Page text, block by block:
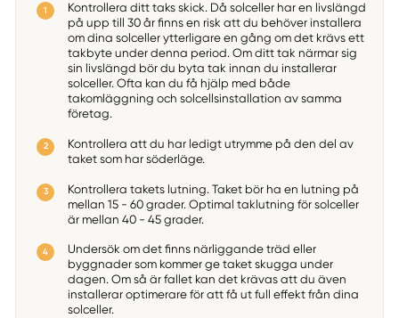
Kontrollera ditt taks skick. Då solceller har en livslängd
på upp till 30 år finns en risk att du behöver installera
om dina solceller ytterligare en gång om det krävs ett
takbyte under denna period. Om ditt tak närmar sig
sin livslängd bör du byta tak innan du installerar
solceller. Ofta kan du få hjälp med både
takomläggning och solcellsinstallation av samma
företag.
Kontrollera att du har ledigt utrymme på den del av
taket som har söderläge.
Kontrollera takets lutning. Taket bör ha en lutning på
mellan 15 - 60 grader. Optimal taklutning för solceller
är mellan 40 - 45 grader.
Undersök om det finns närliggande träd eller
byggnader som kommer ge taket skugga under
dagen. Om så är fallet kan det krävas att du även
installerar optimerare för att få ut full effekt från dina
solceller.